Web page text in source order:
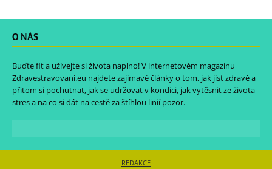
O NÁS
Buďte fit a užívejte si života naplno! V internetovém magazínu
Zdravestravovani.eu najdete zajímavé články o tom, jak jíst zdravě a
přitom si pochutnat, jak se udržovat v kondici, jak vytěsnit ze života
stres a na co si dát na cestě za štíhlou linií pozor.
REDAKCE